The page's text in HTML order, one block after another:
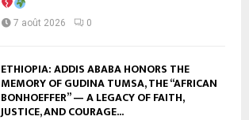
7 août 2026 0
ETHIOPIA: ADDIS ABABA HONORS THE
MEMORY OF GUDINA TUMSA, THE “AFRICAN
BONHOEFFER” — A LEGACY OF FAITH,
JUSTICE, AND COURAGE...